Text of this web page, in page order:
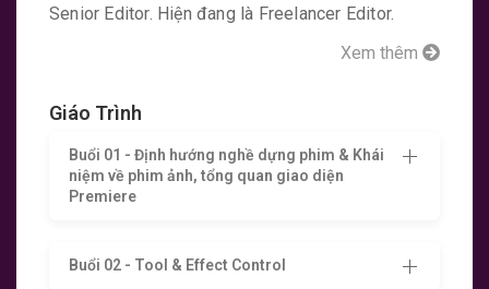
Senior Editor. Hiện đang là Freelancer Editor.
Xem thêm
Giáo Trình
Buổi 01 - Định hướng nghề dựng phim & Khái
niệm về phim ảnh, tổng quan giao diện
Premiere
Buổi 02 - Tool & Effect Control